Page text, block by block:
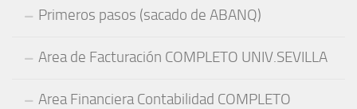
Primeros pasos (sacado de ABANQ)
Area de Facturación COMPLETO UNIV.SEVILLA
Area Financiera Contabilidad COMPLETO